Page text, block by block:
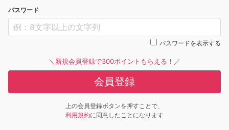
パスワード
パスワードを表示する
＼新規会員登録で300ポイントもらえる！／
会員登録
上の会員登録ボタンを押すことで、
利用規約に同意したことになります